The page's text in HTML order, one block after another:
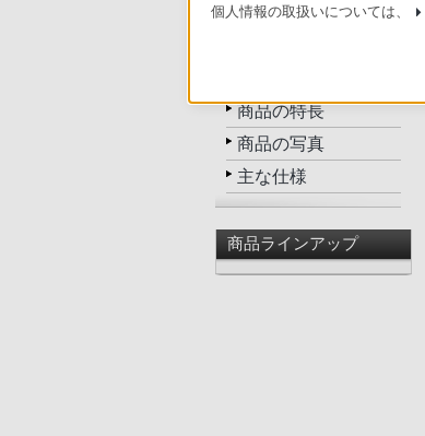
商品の特長
商品の写真
主な仕様
商品ラインアップ
個人情報の取扱いについては、